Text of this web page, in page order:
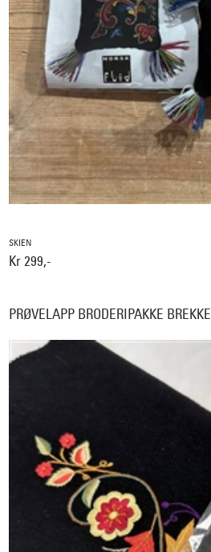
SKIEN
Kr 299,-
PRØVELAPP BRODERIPAKKE BREKKE